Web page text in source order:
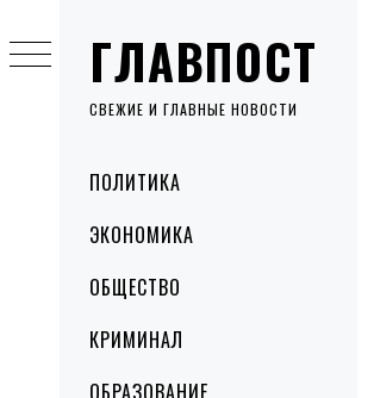
ГЛАВПОСТ
СВЕЖИЕ И ГЛАВНЫЕ НОВОСТИ
MenuПОЛИТИКА
ЭКОНОМИКА
ОБЩЕСТВО
КРИМИНАЛ
ОБРАЗОВАНИЕ
to
content